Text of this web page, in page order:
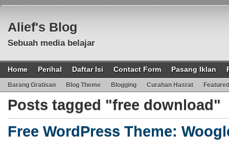
Alief's Blog
Sebuah media belajar
Home Perihal Daftar Isi Contact Form Pasang Iklan
Barang Gratisan Blog Theme Blogging Curahan Hasrat Featured
Posts tagged "free download"
Free WordPress Theme: